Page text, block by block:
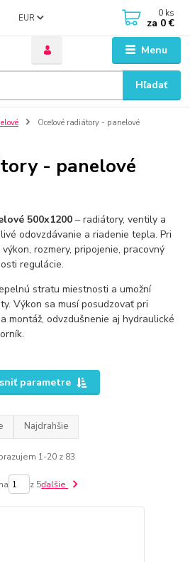
Menu
EUR
Hľadať
0 ks
za 0 €
Oceľové radiátory - panelové
- panelové
500x1200 – radiátory, ventily a
odovzdávanie a riadenie tepla. Pri
rozmery, pripojenie, pracovný
regulácie.
stratu miestnosti a umožní
Výkon sa musí posudzovať pri
montáž, odvzdušnenie aj hydraulické
parametre
Najdrahšie
1-20 z 83
z 5ďalšie